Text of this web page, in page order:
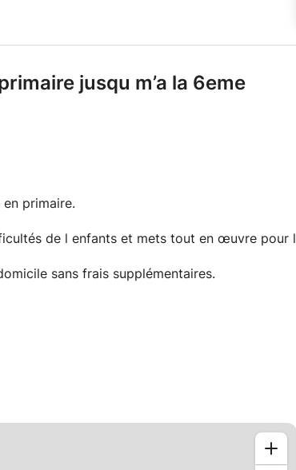
jusqu m’a la 6eme
primaire.
de l enfants et mets tout en œuvre pour l
sans frais supplémentaires.